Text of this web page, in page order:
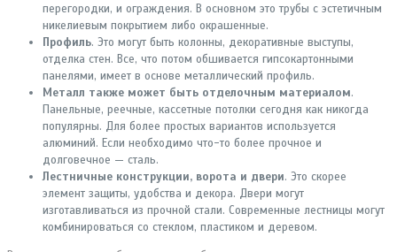
перегородки, и ограждения. В основном это трубы с эстетичным
никелиевым покрытием либо окрашенные.
Профиль. Это могут быть колонны, декоративные выступы,
отделка стен. Все, что потом обшивается гипсокартонными
панелями, имеет в основе металлический профиль.
Металл также может быть отделочным материалом.
Панельные, реечные, кассетные потолки сегодня как никогда
популярны. Для более простых вариантов используется
алюминий. Если необходимо что-то более прочное и
долговечное — сталь.
Лестничные конструкции, ворота и двери. Это скорее
элемент защиты, удобства и декора. Двери могут
изготавливаться из прочной стали. Современные лестницы могут
комбинироваться со стеклом, пластиком и деревом.